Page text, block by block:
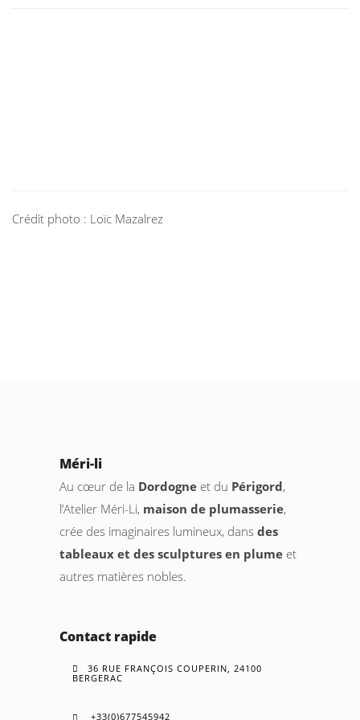
Crédit photo : Loïc Mazalrez
Méri-li
Au cœur de la Dordogne et du Périgord,
l’Atelier Méri-Li, maison de plumasserie,
crée des imaginaires lumineux, dans des
tableaux et des sculptures en plume et
autres matières nobles.
Contact rapide
36 RUE FRANÇOIS COUPERIN, 24100
BERGERAC
+33(0)677545942